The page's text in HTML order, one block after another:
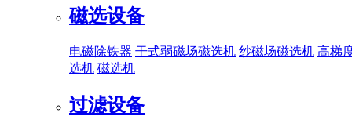
磁选设备
电磁除铁器 干式弱磁场磁选机 纱磁场磁选机 高梯
选机 磁选机
过滤设备